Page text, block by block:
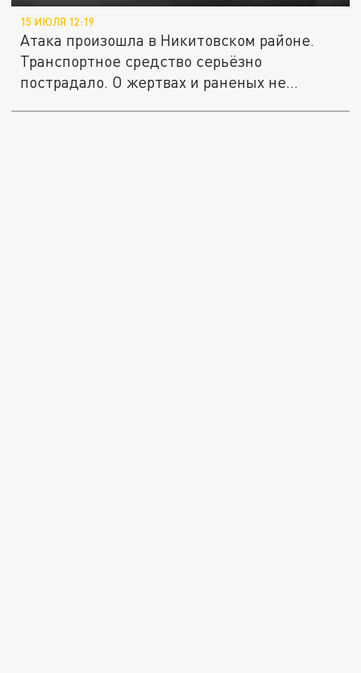
15 ИЮЛЯ 12:19
Атака произошла в Никитовском районе.
Транспортное средство серьёзно
пострадало. О жертвах и раненых не...